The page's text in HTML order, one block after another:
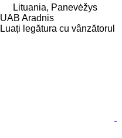
Lituania, Panevėžys
UAB Aradnis
Luați legătura cu vânzătorul